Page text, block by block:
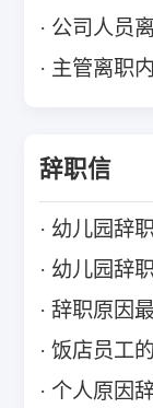
公司人员
主管离职
辞职信
幼儿园辞
幼儿园辞
辞职原因
饭店员工
个人原因